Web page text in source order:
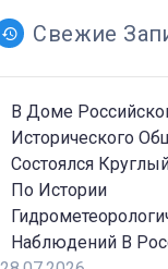
Свежие
В Доме
Исторического
Состоялся
По Истории
Наблюдений В